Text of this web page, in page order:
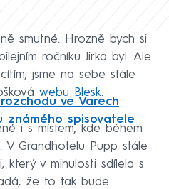
smutné. Hrozně bych si
ročníku Jirka byl. Ale
jsme na sebe stále
webu Blesk.
ve Varech
známého spisovatele
i s místem, kde během
Grandhotelu Pupp stále
který v minulosti sdílela s
že to tak bude